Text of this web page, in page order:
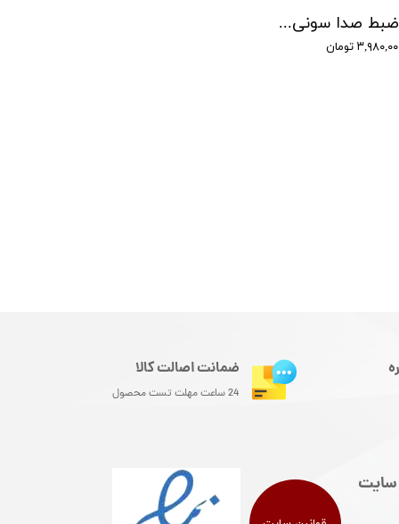
دستگاه ضبط صدا سونی مدل SONY 5560 - حافظه 16 گیگابایت
تومان
سایت
ضمانت اصالت کالا
24 ساعت مهلت تست محصول